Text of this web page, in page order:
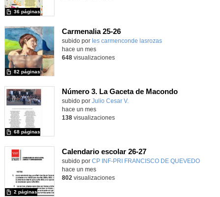
36 páginas
Carmenalia 25-26
Contenido educativo.
subido por Ies carmenconde lasrozas
82 páginas
-
hace un mes
648visualizaciones
Número 3. La Gaceta de Macondo
Contenido educativo.
subido por Julio Cesar V.
68 páginas
hace un mes
138visualizaciones
Calendario escolar 26-27
subido por CP INF-PRI FRANCISCO DE QUEVEDO
2 páginas
-
hace un mes
802 visualizaciones